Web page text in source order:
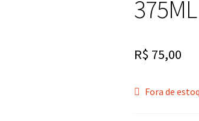
375ML
R$ 75,00
Fora de